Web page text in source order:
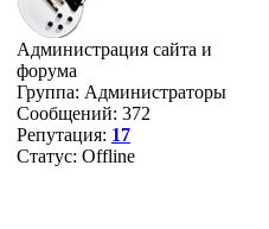
Администрация сайта и
форума
Группа: Администраторы
Сообщений: 372
Репутация: 17
Статус: Offline